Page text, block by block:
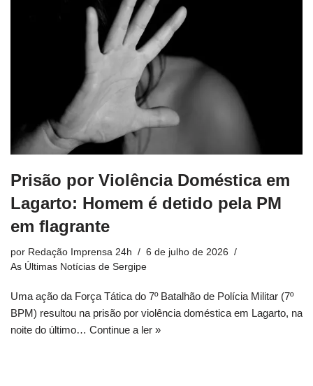
Prisão por Violência Doméstica em
Lagarto: Homem é detido pela PM
em flagrante
por Redação Imprensa 24h
6 de julho de 2026
As Últimas Notícias de Sergipe
Uma ação da Força Tática do 7º Batalhão de Polícia Militar (7º
BPM) resultou na prisão por violência doméstica em Lagarto, na
noite do último… Continue a ler »